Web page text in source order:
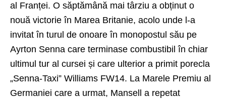
al Franței. O săptămână mai târziu a obținut o
nouă victorie în Marea Britanie, acolo unde l-a
invitat în turul de onoare în monopostul său pe
Ayrton Senna care terminase combustibil în chiar
ultimul tur al cursei și care ulterior a primit porecla
„Senna-Taxi” Williams FW14. La Marele Premiu al
Germaniei care a urmat, Mansell a repetat